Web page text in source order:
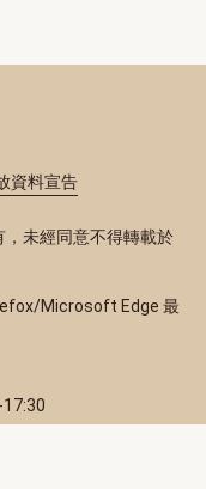
資料宣告
未經同意不得轉載於
Microsoft Edge 最